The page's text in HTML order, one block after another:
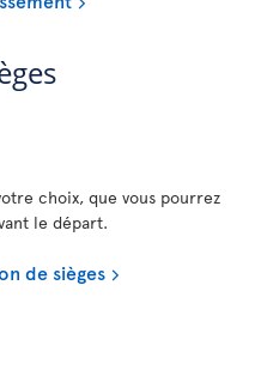
choix, que vous pourrez
le départ.
de sièges